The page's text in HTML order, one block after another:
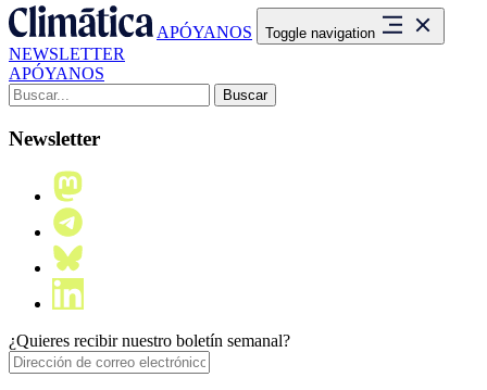
APÓYANOS Toggle navigation
NEWSLETTER
APÓYANOS
Buscar:
Newsletter
¿Quieres recibir nuestro boletín semanal?